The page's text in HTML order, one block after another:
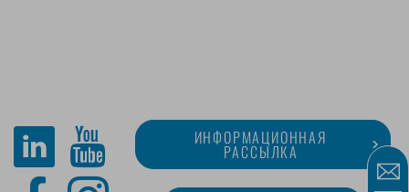
ИНФОРМАЦИОННАЯ
РАССЫЛКА